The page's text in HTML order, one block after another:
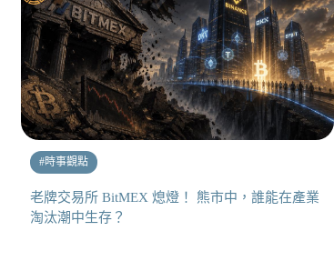
#時事觀點
老牌交易所 BitMEX 熄燈！ 熊市中，誰能在產業
淘汰潮中生存？